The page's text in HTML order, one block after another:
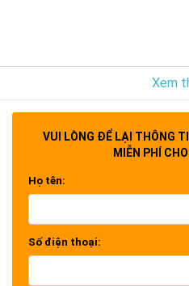
Xem
VUI LÒNG ĐỂ LẠI THÔNG
MIỄN PHÍ
Họ tên:
Số điện thoại: